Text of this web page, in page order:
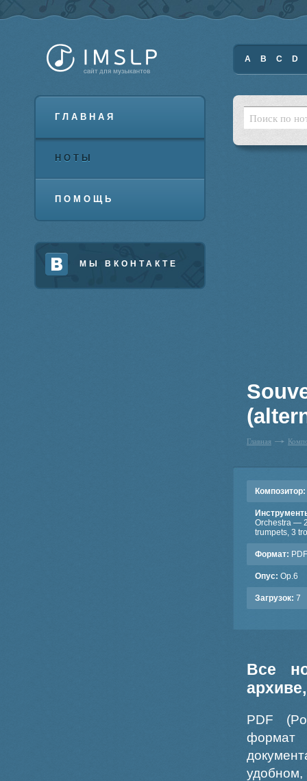
ГЛАВНАЯ
НОТЫ
ПОМОЩЬ
МЫ ВКОНТАКТЕ
A B C D
Главная
Композитор:
Orchestra —
trumpets, 3
Формат: PDF
Опус: Op.6
Загрузок: 7
Все
PDF
формат